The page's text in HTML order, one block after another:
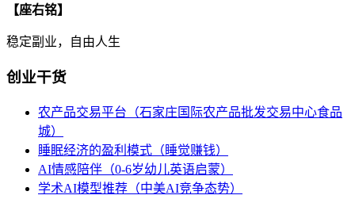
【座右铭】
稳定副业，自由人生
创业干货
农产品交易平台（石家庄国际农产品批发交易中心食品
城）
睡眠经济的盈利模式（睡觉赚钱）
AI情感陪伴（0-6岁幼儿英语启蒙）
学术AI模型推荐（中美AI竞争态势）